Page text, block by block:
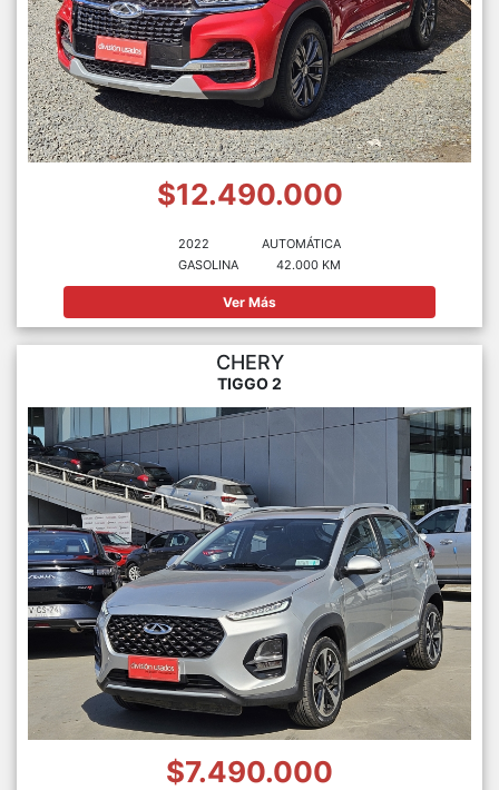
$12.490.000
2022
GASOLINA
AUTOMÁTICA
42.000 KM
Ver Más
CHERY
TIGGO 2
$7.490.000